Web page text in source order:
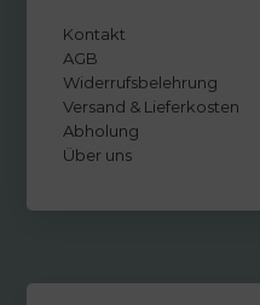
Kontakt
AGB
Widerrufsbelehrung
Versand & Lieferkosten
Abholung
Über uns